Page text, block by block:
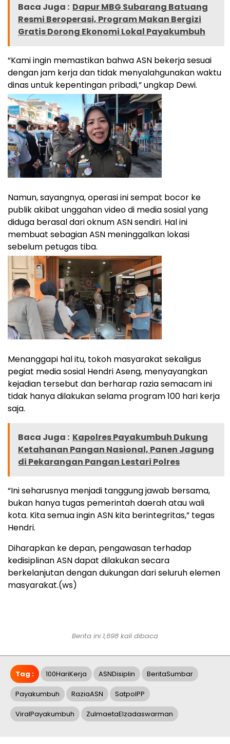
Baca Juga : Dapur MBG Subarang Batuang
Resmi Beroperasi, Program Makan Bergizi
Gratis Dorong Ekonomi Lokal Payakumbuh
“Kami ingin memastikan bahwa ASN bekerja sesuai
dengan jam kerja dan tidak menyalahgunakan waktu
dinas untuk kepentingan pribadi,” ungkap Dewi.
Namun, sayangnya, operasi ini sempat bocor ke
publik akibat unggahan video di media sosial yang
diduga berasal dari oknum ASN sendiri. Hal ini
membuat sebagian ASN meninggalkan lokasi
sebelum petugas tiba.
Menanggapi hal itu, tokoh masyarakat sekaligus
pegiat media sosial Hendri Aseng, menyayangkan
kejadian tersebut dan berharap razia semacam ini
tidak hanya dilakukan selama program 100 hari kerja
saja.
Baca Juga : Kapolres Payakumbuh Dukung
Ketahanan Pangan Nasional, Panen Jagung
di Pekarangan Pangan Lestari Polres
“Ini seharusnya menjadi tanggung jawab bersama,
bukan hanya tugas pemerintah daerah atau wali
kota. Kita semua ingin ASN kita berintegritas,” tegas
Hendri.
Diharapkan ke depan, pengawasan terhadap
kedisiplinan ASN dapat dilakukan secara
berkelanjutan dengan dukungan dari seluruh elemen
masyarakat.(ws)
Berita ini 1,698 kali dibaca
Tag : 100HariKerja ASNDisiplin BeritaSumbar
Payakumbuh RaziaASN SatpolPP
ViralPayakumbuh ZulmaetaElzadaswarman